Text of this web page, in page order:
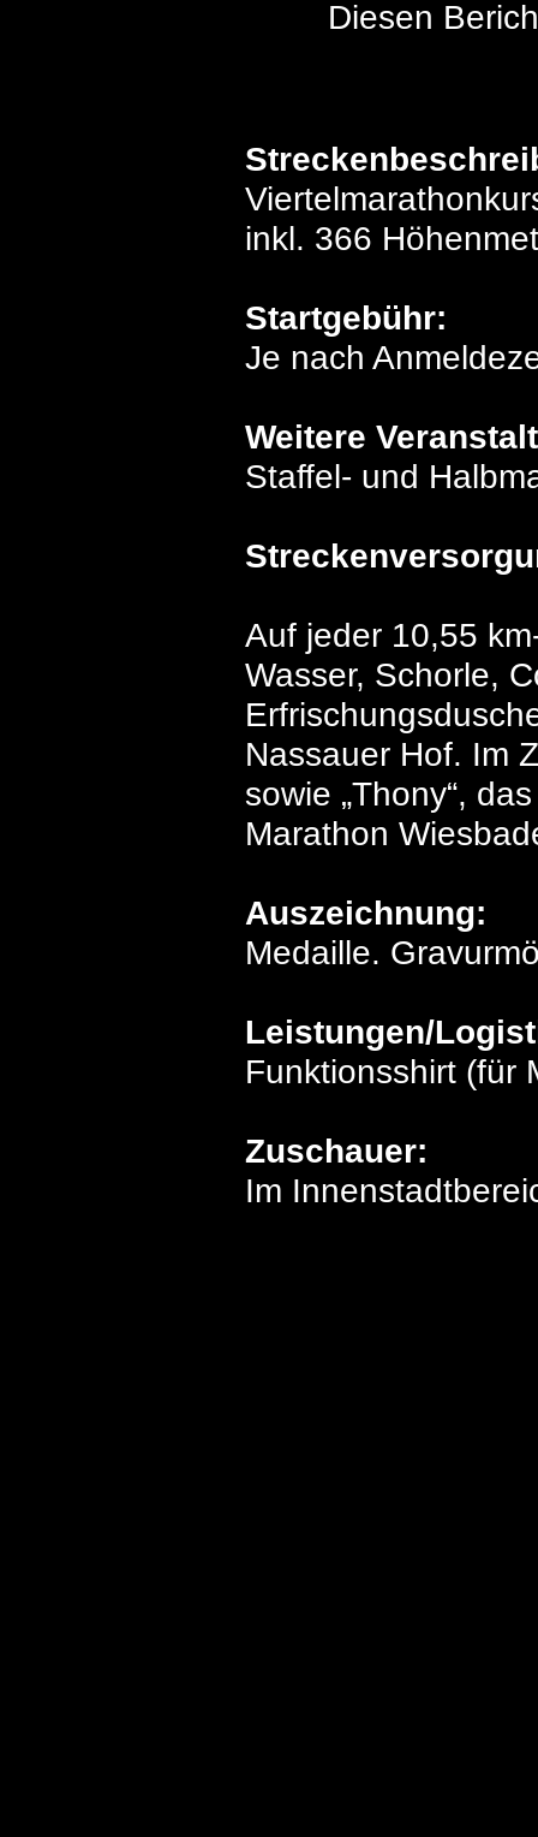
Diesen
inkl. 366
Startgebühr:
Je nach
Weitere
Staffel- und
Auf jeder 10,55
Wasser, Schorle,
Nassauer Hof. Im
sowie „Thony“,
Marathon
Auszeichnung:
Medaille.
Leistungen/
Funktionsshirt (für
Zuschauer:
Im